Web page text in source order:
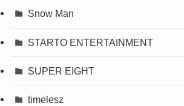
Snow Man
STARTO ENTERTAINMENT
SUPER EIGHT
timelesz